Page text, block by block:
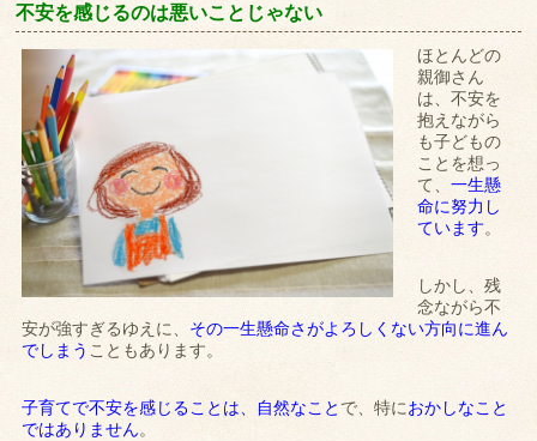
不安を感じるのは悪いことじゃない
ほとんどの
親御さん
は、不安を
抱えながら
も子どもの
ことを想っ
て、一生懸
命に努力し
ています。
しかし、残
念ながら不
安が強すぎるゆえに、 その一生懸命さがよろしくない方向に進ん
でしまう こともあります。
子育てで不安を感じることは、自然なこと で、特におかしなこと
ではありません。